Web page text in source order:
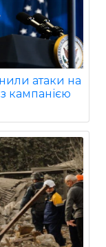
атаки на
з кампанією